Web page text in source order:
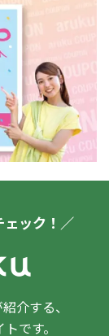
ック！／
介する、
です。